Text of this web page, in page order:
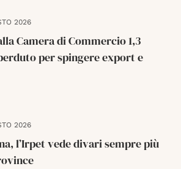
2026
Camera di Commercio 1,3
per spingere export e
2026
l’Irpet vede divari sempre più